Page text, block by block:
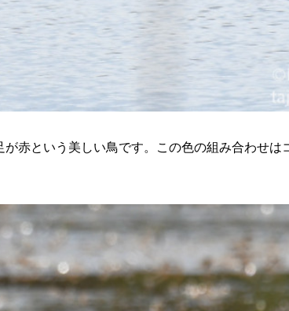
赤という美しい鳥です。この色の組み合わせは